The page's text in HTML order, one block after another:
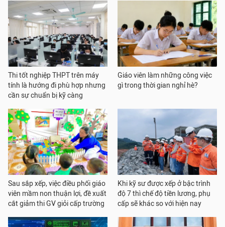
Thi tốt nghiệp THPT trên máy
tính là hướng đi phù hợp nhưng
cần sự chuẩn bị kỹ càng
Giáo viên làm những công việc
gì trong thời gian nghỉ hè?
Sau sắp xếp, việc điều phối giáo
viên mầm non thuận lợi, đề xuất
cắt giảm thi GV giỏi cấp trường
Khi kỹ sư được xếp ở bậc trình
độ 7 thì chế độ tiền lương, phụ
cấp sẽ khác so với hiện nay